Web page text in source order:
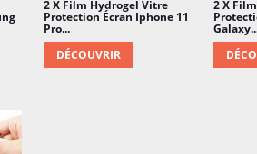
2 X Film Hydrogel Vitre
Protection Écran Iphone 11
Pro...
DÉCOUVRIR
2 X